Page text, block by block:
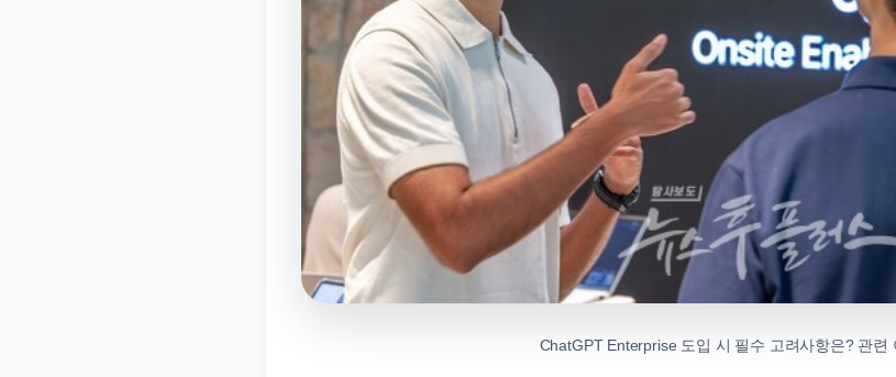
ChatGPT Enterprise 도입 시 필수 고려사항은? 관련